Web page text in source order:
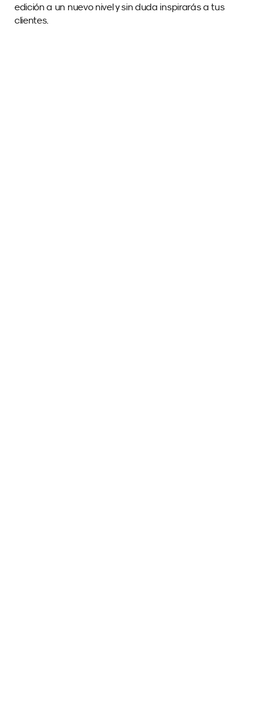
edición a un nuevo nivel y sin duda inspirarás a tus
clientes.